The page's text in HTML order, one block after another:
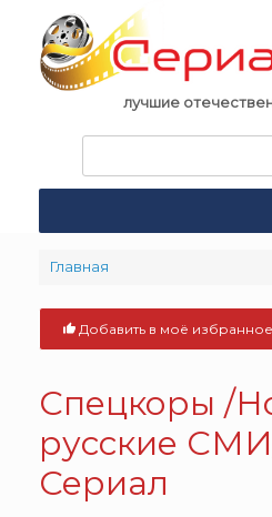
content
лучшие
поиска:
Главная
Добавить в моё избранное
Спецкоры /
русские
Сериал